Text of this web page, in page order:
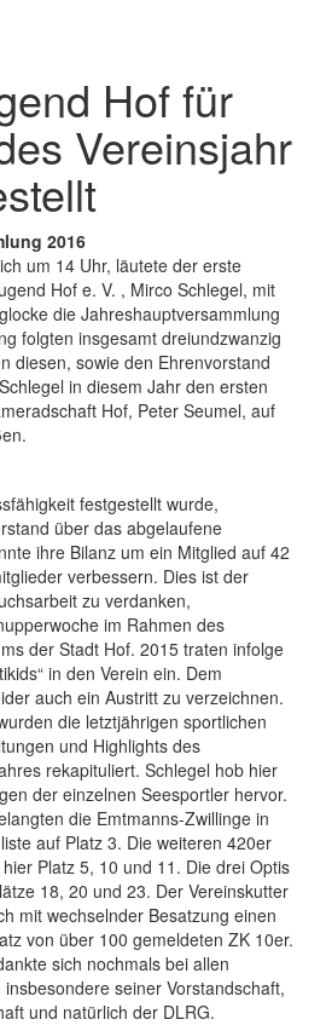
Hof für
Vereinsjahr
2016
um 14 Uhr, läutete der erste
Hof e. V. , Mirco Schlegel, mit
die Jahreshauptversammlung
folgten insgesamt dreiundzwanzig
diesen, sowie den Ehrenvorstand
in diesem Jahr den ersten
Hof, Peter Seumel, auf
festgestellt wurde,
über das abgelaufene
ihre Bilanz um ein Mitglied auf 42
verbessern. Dies ist der
zu verdanken,
im Rahmen des
der Stadt Hof. 2015 traten infolge
in den Verein ein. Dem
auch ein Austritt zu verzeichnen.
die letztjährigen sportlichen
und Highlights des
rekapituliert. Schlegel hob hier
der einzelnen Seesportler hervor.
die Emtmanns-Zwillinge in
auf Platz 3. Die weiteren 420er
Platz 5, 10 und 11. Die drei Optis
18, 20 und 23. Der Vereinskutter
mit wechselnder Besatzung einen
von über 100 gemeldeten ZK 10er.
sich nochmals bei allen
seiner Vorstandschaft,
und natürlich der DLRG.